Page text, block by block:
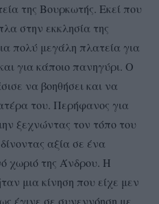
της Βουρκωτής. Εκεί που
στην εκκλησία της
πολύ μεγάλη πλατεία για
για κάποιο πανηγύρι. Ο
να βοηθήσει και να
του. Περήφανος για
ξεχνώντας τον τόπο του
αξία σε ένα
χωριό της Άνδρου. Η
μια κίνηση που είχε μεν
έγινε σε συνεννόηση με